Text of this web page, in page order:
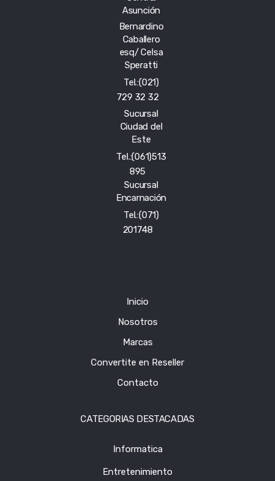
Asunción
Bernardino
Caballero
esq/ Celsa
Speratti
Tel.:(021)
729 32 32
Sucursal
Ciudad del
Este
Tel.:(061)513
895
Sucursal
Encarnación
Tel.:(071)
201748
Inicio
Nosotros
Marcas
Convertite en Reseller
Contacto
CATEGORIAS DESTACADAS
Informatica
Entretenimiento